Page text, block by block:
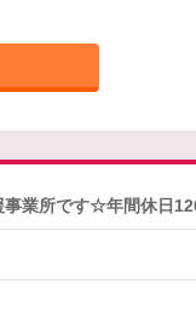
事業所です☆年間休日